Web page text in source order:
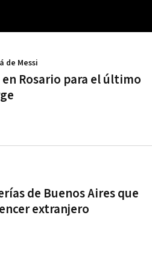
Rosario para el último
de Messi
de Buenos Aires que
extranjero